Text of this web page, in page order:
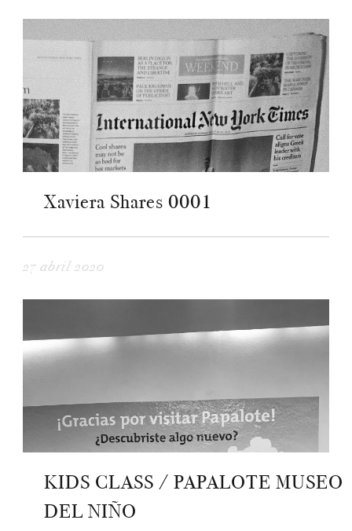
Xaviera Shares 0001
27 abril 2020
KIDS CLASS / PAPALOTE MUSEO
DEL NIÑO